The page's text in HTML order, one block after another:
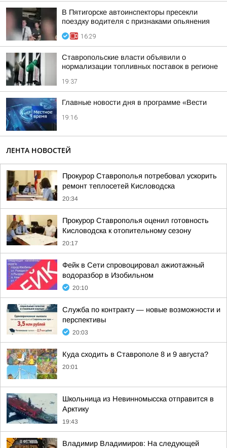
В Пятигорске автоинспекторы пресекли
поездку водителя с признаками опьянения
16:29
Ставропольские власти объявили о
нормализации топливных поставок в регионе
19:37
Главные новости дня в программе «Вести
19:16
ЛЕНТА НОВОСТЕЙ
Прокурор Ставрополья потребовал ускорить
ремонт теплосетей Кисловодска
20:34
Прокурор Ставрополья оценил готовность
Кисловодска к отопительному сезону
20:17
Фейк в Сети спровоцировал ажиотажный
водоразбор в Изобильном
20:10
Служба по контракту — новые возможности и
перспективы
20:03
Куда сходить в Ставрополе 8 и 9 августа?
20:01
Школьница из Невинномысска отправится в
Арктику
19:43
Владимир Владимиров: На следующей